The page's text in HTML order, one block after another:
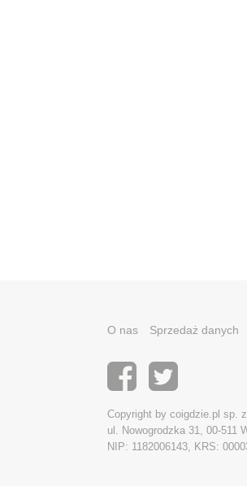
O nas Sprzedaż danych
Copyright by coigdzie.pl sp. z
ul. Nowogrodzka 31, 00-511
NIP: 1182006143, KRS: